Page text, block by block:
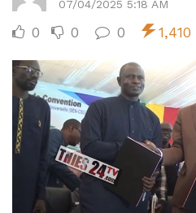
07/04/2025 5:18 AM
0 0 0 1,410